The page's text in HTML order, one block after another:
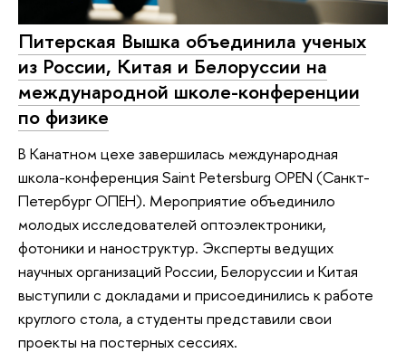
Питерская Вышка объединила ученых
из России, Китая и Белоруссии на
международной школе-конференции
по физике
В Канатном цехе завершилась международная
школа-конференция Saint Petersburg OPEN (Санкт-
Петербург ОПЕН). Мероприятие объединило
молодых исследователей оптоэлектроники,
фотоники и наноструктур. Эксперты ведущих
научных организаций России, Белоруссии и Китая
выступили с докладами и присоединились к работе
круглого стола, а студенты представили свои
проекты на постерных сессиях.